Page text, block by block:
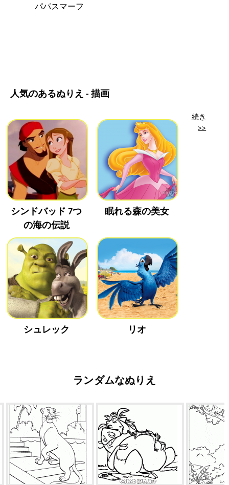
パパスマーフ
人気のあるぬりえ - 描画
シンドバッド 7つ
の海の伝説
眠れる森の美女
シュレック リオ
続き
>>
ランダムなぬりえ